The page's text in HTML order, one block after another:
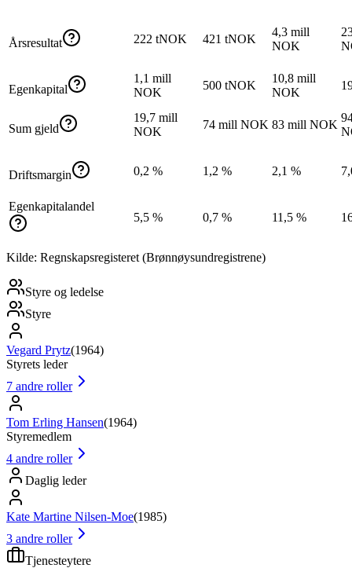
Årsresultat 222 tNOK 421 tNOK
4,3 mill
NOK
Egenkapital
1,1 mill
NOK
500 tNOK
10,8 mill
NOK
Sum gjeld
19,7 mill
NOK
74 mill NOK 83 mill NOK
Driftsmargin 0,2 % 1,2 % 2,1 %
Egenkapitalandel
5,5 %
0,7 % 11,5 %
Kilde: Regnskapsregisteret (Brønnøysundregistrene)
Styre og ledelse
Styre
Vegard Prytz(1964)
Styrets leder
7 andre roller
Tom Erling Hansen(1964)
Styremedlem
4 andre roller
Daglig leder
Kate Martine Nilsen-Moe(1985)
3 andre roller
Tjenesteytere